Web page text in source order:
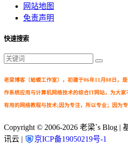
网站地图
免责声明
快速搜索
老梁博客（蛤蟆工作室），初建于06年11月08日，
作系统应用与计算机网络技术的综合IT网站，为大家
有用的网络教程与技术;因为专注，所以专业；因为专
Copyright © 2006-2026 老梁`s Blog |
讯云 |
京ICP备19050219号-1